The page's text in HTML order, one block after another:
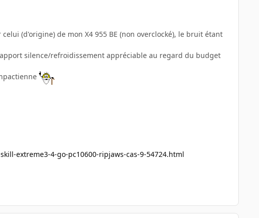
(d'origine) de mon X4 955 BE (non overclocké), le bruit étant
silence/refroidissement appréciable au regard du budget
extreme3-4-go-pc10600-ripjaws-cas-9-54724.html